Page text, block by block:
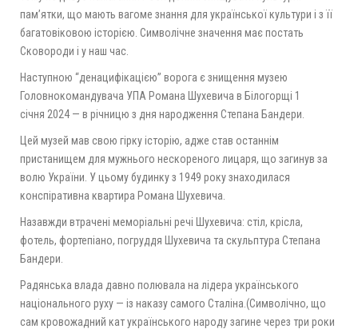
пам’ятки, що мають вагоме знання для української культури і з її
багатовіковою історією. Символічне значення має постать
Сковороди і у наш час.
Наступною “денацифікацією” ворога є знищення музею
Головнокомандувача УПА Романа Шухевича в Білогорщі 1
січня 2024 — в річницю з дня народження Степана Бандери.
Цей музей мав свою гірку історію, адже став останнім
пристанищем для мужнього нескореного лицаря, що загинув за
волю України. У цьому будинку з 1949 року знаходилася
конспіративна квартира Романа Шухевича.
Назавжди втрачені меморіальні речі Шухевича: стіл, крісла,
фотель, фортепіано, погруддя Шухевича та скульптура Степана
Бандери.
Радянська влада давно полювала на лідера українського
національного руху — із наказу самого Сталіна.(Символічно, що
сам кровожадний кат українського народу загине через три роки